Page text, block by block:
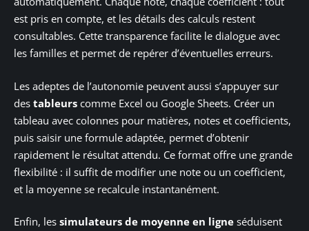
est pris en compte, et les détails des calculs restent
consultables. Cette transparence facilite le dialogue avec
les familles et permet de repérer d’éventuelles erreurs.
Les adeptes de l’autonomie peuvent aussi s’appuyer sur
des tableurs comme Excel ou Google Sheets. Créer un
tableau avec colonnes pour matières, notes et coefficients,
puis saisir une formule adaptée, permet d’obtenir
rapidement le résultat attendu. Ce format offre une grande
flexibilité : il suffit de modifier une note ou un coefficient,
et la moyenne se recalcule instantanément.
Enfin, les simulateurs de moyenne en ligne séduisent